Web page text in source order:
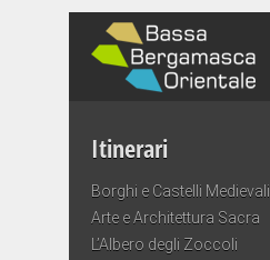
Itinerari
Borghi e Castelli Medievali
Arte e Architettura Sacra
L’Albero degli Zoccoli